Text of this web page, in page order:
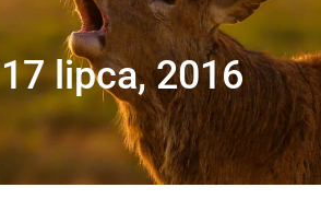
17 lipca, 2016